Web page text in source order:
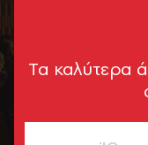
Tα καλύτερα